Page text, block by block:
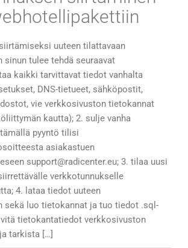
uuteen tilattavaan
tulee tehdä seuraavat
kaikki tarvittavat tiedot vanhalta
DNS-tietueet, sähköpostit,
vie verkkosivuston tietokannat
kautta); 2. sulje vanha
pyyntö tilisi
asiakastuen
support@radicenter.eu; 3. tilaa uusi
verkkotunnukselle
4. lataa tiedot uuteen
sekä luo tietokannat ja tuo tiedot .sql-
tietokantatiedot verkkosivuston
tarkista […]